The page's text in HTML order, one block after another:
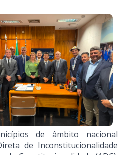
de âmbito nacional
de Inconstitucionalidade